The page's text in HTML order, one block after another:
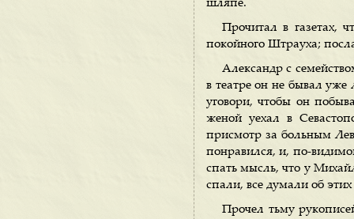
шляпе.
Прочитал в газетах,
покойного Штрауха;
Александр с
в театре он не бывал уже
уговори, чтобы он
женой уехал в
присмотр за больным
понравился, и, по-
спать мысль, что у
спали, все думали об
Прочел тьму